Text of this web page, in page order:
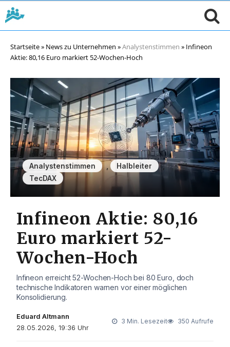
Startseite» News zu Unternehmen »Analystenstimmen » Infineon
Aktie: 80,16 Euro markiert 52-Wochen-Hoch
Analystenstimmen , Halbleiter ,
TecDAX
Infineon Aktie: 80,16
Euro markiert 52-
Wochen-Hoch
Infineon erreicht 52-Wochen-Hoch bei 80 Euro, doch
technische Indikatoren warnen vor einer möglichen
Konsolidierung.
Eduard Altmann
28.05.2026, 19:36 Uhr
3 Min. Lesezeit 350 Aufrufe